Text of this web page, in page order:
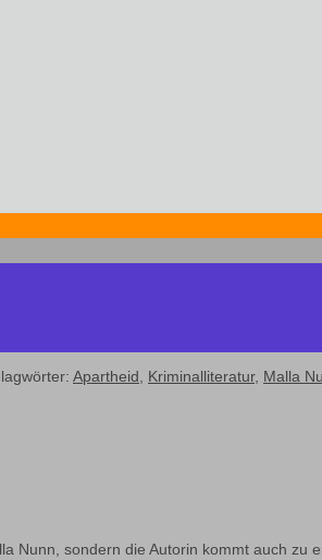
Apartheid, Kriminalliteratur, Malla
Nunn, sondern die Autorin kommt auch zu